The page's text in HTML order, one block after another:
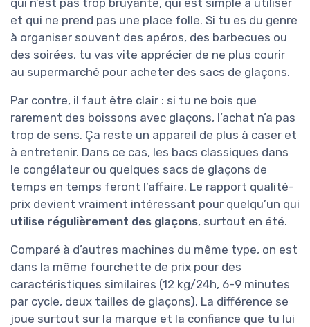
qui n’est pas trop bruyante, qui est simple à utiliser
et qui ne prend pas une place folle. Si tu es du genre
à organiser souvent des apéros, des barbecues ou
des soirées, tu vas vite apprécier de ne plus courir
au supermarché pour acheter des sacs de glaçons.
Par contre, il faut être clair : si tu ne bois que
rarement des boissons avec glaçons, l’achat n’a pas
trop de sens. Ça reste un appareil de plus à caser et
à entretenir. Dans ce cas, les bacs classiques dans
le congélateur ou quelques sacs de glaçons de
temps en temps feront l’affaire. Le rapport qualité-
prix devient vraiment intéressant pour quelqu’un qui
utilise régulièrement des glaçons, surtout en été.
Comparé à d’autres machines du même type, on est
dans la même fourchette de prix pour des
caractéristiques similaires (12 kg/24h, 6-9 minutes
par cycle, deux tailles de glaçons). La différence se
joue surtout sur la marque et la confiance que tu lui